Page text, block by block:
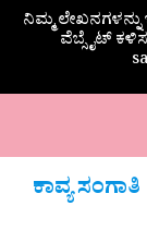
ನಿಮ್ಮ
ವೆಬ್ಸೈಟ್
ಕಾವ್ಯ ಸಂಗಾತಿ